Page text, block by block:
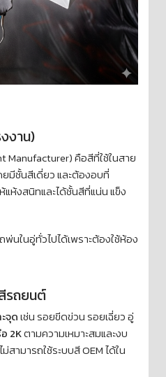
งาน)
Manufacturer) คือสีที่ใช้ในสาย
มีชั้นสีเดี่ยว และต้องอบที่
แห้งสนิทและได้ชั้นสีที่แน่น แข็ง
ในอู่ทั่วไปได้เพราะต้องใช้ห้อง
รถยนต์
จุดเช่น รอยขีดข่วน รอยเฉี่ยว อู่
2Kตามความเหมาะสมและงบ
ามารถใช้ระบบสี OEM ได้ใน